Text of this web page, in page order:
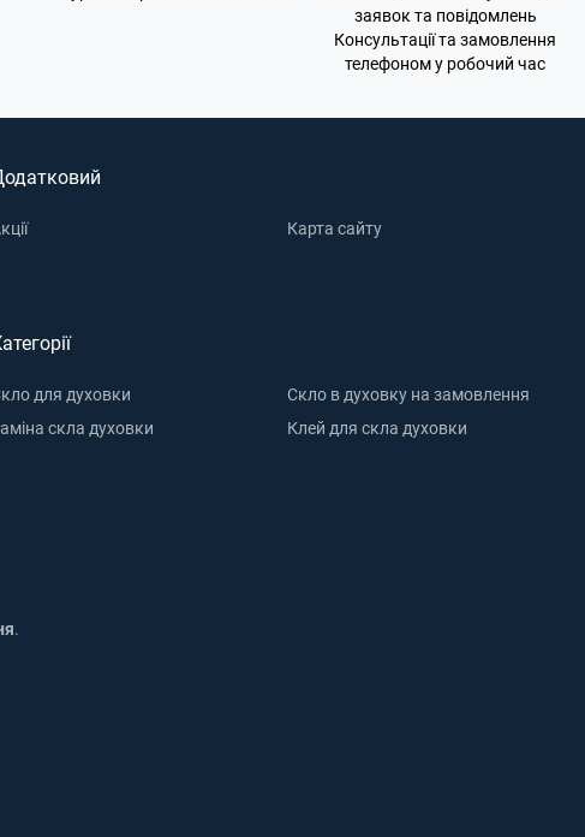
заявок та повідомлень
Консультації та замовлення
телефоном у робочий час
Карта сайту
для духовки
скла духовки
Скло в духовку на замовлення
Клей для скла духовки
.